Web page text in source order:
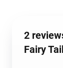
2
Fairy